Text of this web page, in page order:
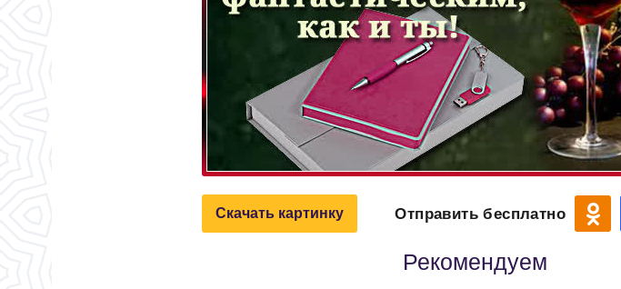
Скачать картинку Отправить бесплатно
Рекомендуем